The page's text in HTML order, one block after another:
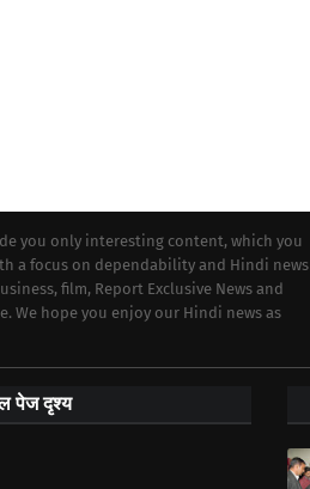
you only interesting content, which you
a focus on dependability and Hindi news
film, Report Exclusive News and
We hope you enjoy our Hindi news as
पेज दृश्य